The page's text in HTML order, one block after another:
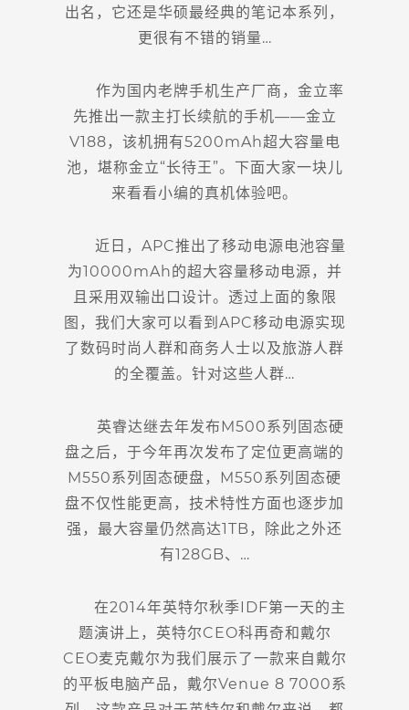
出名，它还是华硕最经典的笔记本系列，
更很有不错的销量…
作为国内老牌手机生产厂商，金立率
先推出一款主打长续航的手机——金立
V188，该机拥有5200mAh超大容量电
池，堪称金立“长待王”。下面大家一块儿
来看看小编的真机体验吧。
近日，APC推出了移动电源电池容量
为10000mAh的超大容量移动电源，并
且采用双输出口设计。透过上面的象限
图，我们大家可以看到APC移动电源实现
了数码时尚人群和商务人士以及旅游人群
的全覆盖。针对这些人群…
英睿达继去年发布M500系列固态硬
盘之后，于今年再次发布了定位更高端的
M550系列固态硬盘，M550系列固态硬
盘不仅性能更高，技术特性方面也逐步加
强，最大容量仍然高达1TB，除此之外还
有128GB、…
在2014年英特尔秋季IDF第一天的主
题演讲上，英特尔CEO科再奇和戴尔
CEO麦克戴尔为我们展示了一款来自戴尔
的平板电脑产品，戴尔Venue 8 7000系